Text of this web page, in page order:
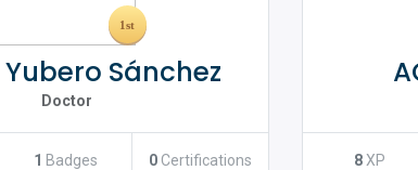
Sánchez
Doctor
1 Badges 0 Certifications 8 XP